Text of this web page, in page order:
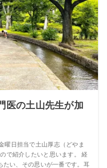
医の土山先生が加
曜日担当で土山厚志（どやま
で紹介したいと思います。 経
たい、その思いが一番です。耳